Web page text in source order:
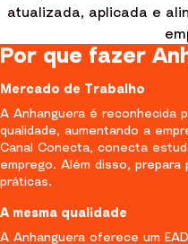
atualizada, aplicada e
Por que fazer
Mercado de Trabalho
A Anhanguera é reconhecida
qualidade, aumentando a
Canal Conecta, conecta
emprego. Além disso,
práticas.
A mesma qualidade
A Anhanguera oferece um